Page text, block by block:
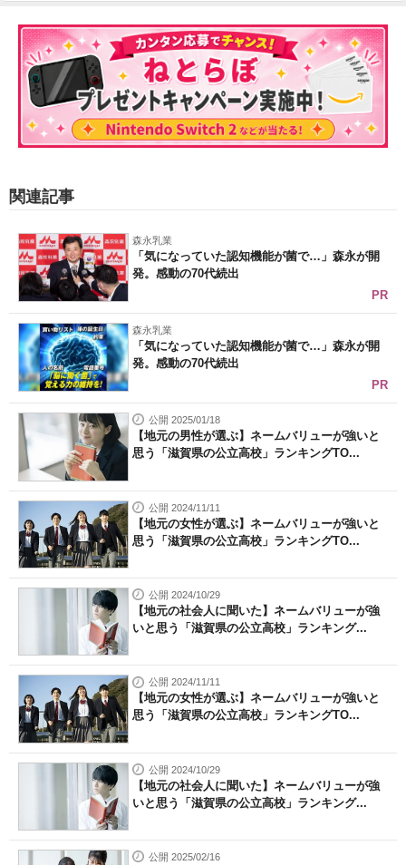
関連記事
森永乳業
「気になっていた認知機能が菌で…」森永が開
発。感動の70代続出
PR
森永乳業
「気になっていた認知機能が菌で…」森永が開
発。感動の70代続出
PR
公開 2025/01/18
【地元の男性が選ぶ】ネームバリューが強いと
思う「滋賀県の公立高校」ランキングTO...
公開 2024/11/11
【地元の女性が選ぶ】ネームバリューが強いと
思う「滋賀県の公立高校」ランキングTO...
公開 2024/10/29
【地元の社会人に聞いた】ネームバリューが強
いと思う「滋賀県の公立高校」ランキング...
公開 2024/11/11
【地元の女性が選ぶ】ネームバリューが強いと
思う「滋賀県の公立高校」ランキングTO...
公開 2024/10/29
【地元の社会人に聞いた】ネームバリューが強
いと思う「滋賀県の公立高校」ランキング...
公開 2025/02/16